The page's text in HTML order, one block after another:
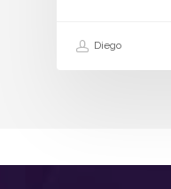
Diego